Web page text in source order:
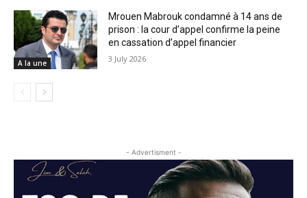
A la une
Mrouen Mabrouk condamné à 14 ans de
prison : la cour d’appel confirme la peine
en cassation d’appel financier
3 July 2026
- Advertisment -